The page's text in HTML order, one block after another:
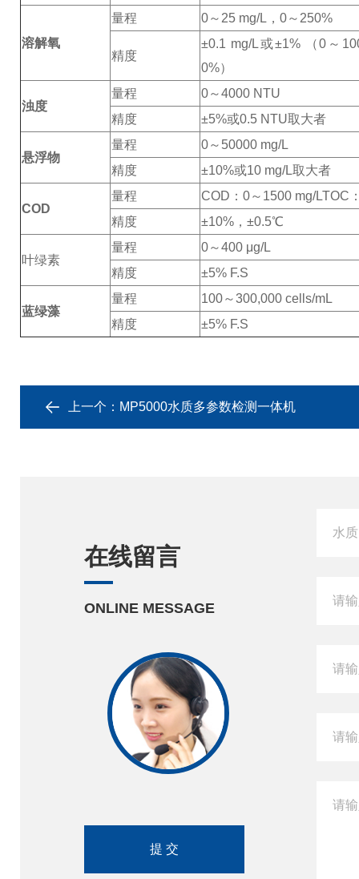
溶解氧
量程 0～25 mg/L，0～250%
精度
±0.1 mg/L或±1% （0～
0%）
浊度
量程
0～4000 NTU
精度
±5%或0.5 NTU取大者
悬浮物
量程
0～50000 mg/L
精度
±10%或10 mg/L取大者
COD
量程 COD：0～1500 mg/LTOC
精度
±10%，±0.5℃
叶绿素
量程
0～400 μg/L
精度
±5% F.S
蓝绿藻
量程
100～300,000 cells/mL
精度
±5% F.S
上一个： MP5000水质多参数检测一体机
在线留言
ONLINE MESSAGE